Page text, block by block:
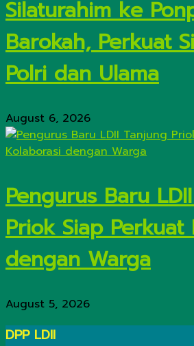
Silaturahim ke
Barokah, Perkuat
Polri dan Ulama
August 6, 2026
Pengurus Baru
Priok Siap Perkuat
dengan Warga
August 5, 2026
DPP LDII